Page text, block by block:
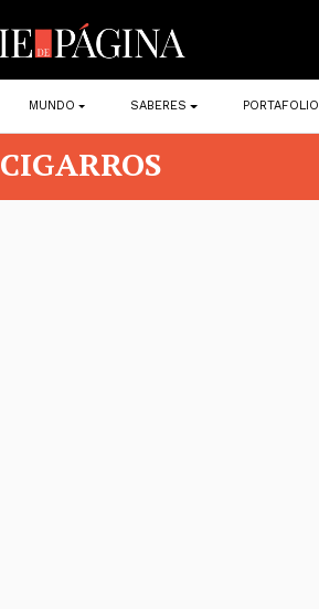
MUNDO SABERES PORTAFOLIO
CIGARROS